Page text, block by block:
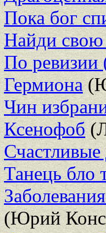
Пока бог
Найди свою
По ревизии
Гермиона
Чин
Ксенофоб
Танець бло
(Юрий